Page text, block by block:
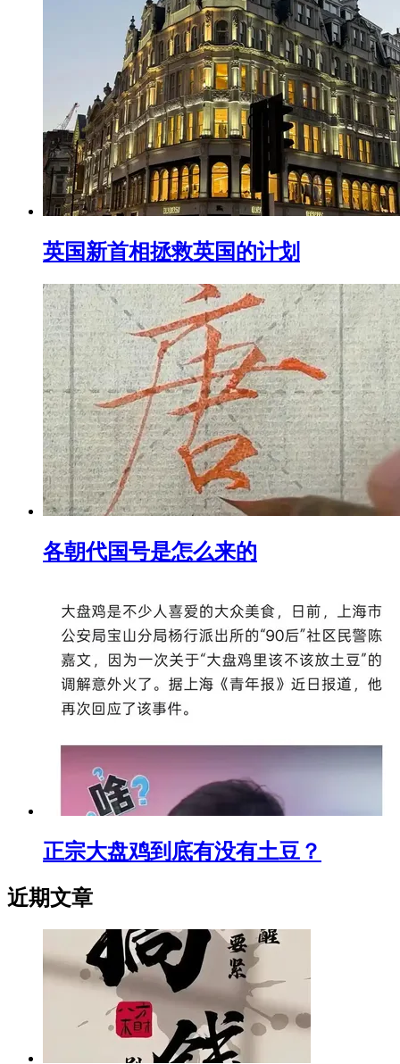
英国新首相拯救英国的计划
各朝代国号是怎么来的
正宗大盘鸡到底有没有土豆？
近期文章